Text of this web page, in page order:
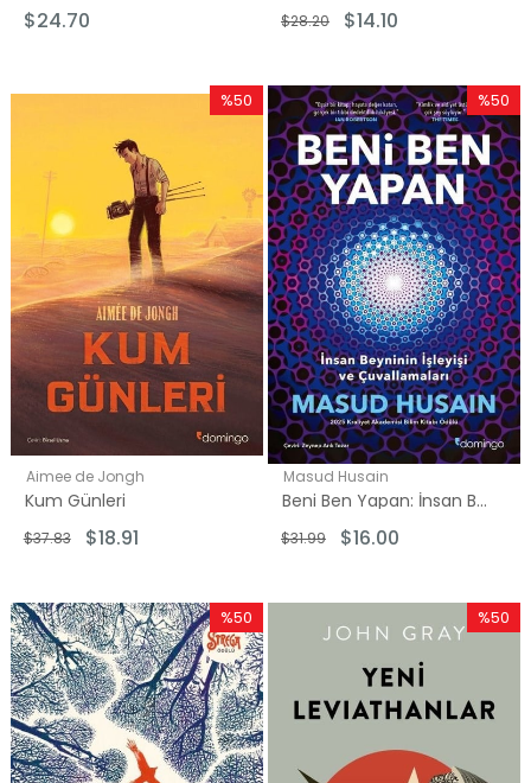
$24.70 $14.10
$28.20
Aimee de Jongh
Kum Günleri
$18.91
$37.83
%50
%50İndirim
Masud Husain
Beni Ben Yapan: İnsan Beyninin İşleyişi ve Çuvallamaları
$16.00
$31.99
%50
İndirim
%50
İndirim
%50İndirim
%50